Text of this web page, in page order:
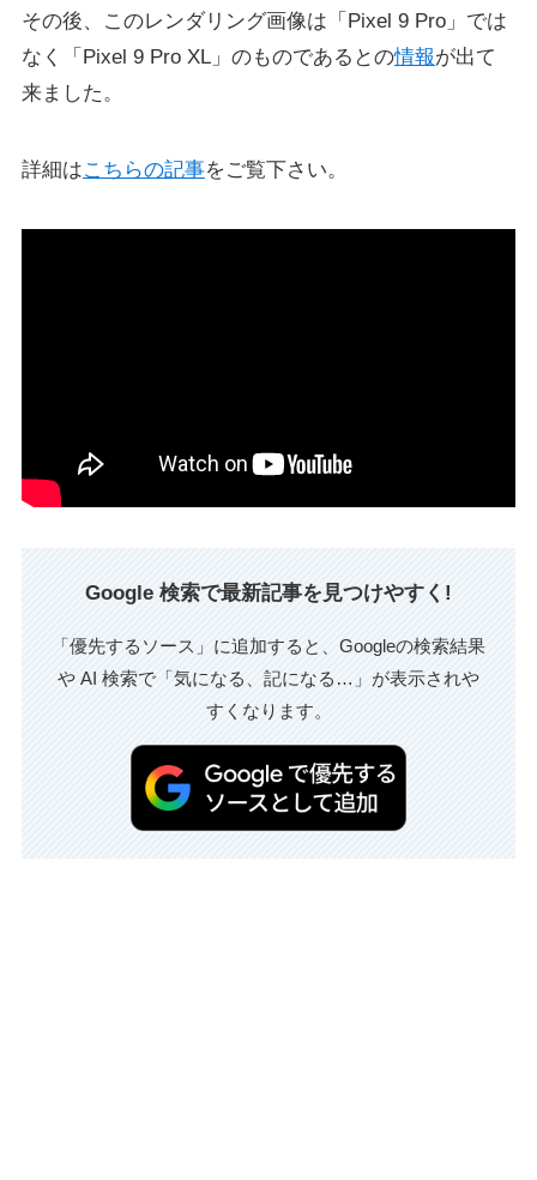
その後、このレンダリング画像は「Pixel 9 Pro」では
なく「Pixel 9 Pro XL」のものであるとの情報が出て
来ました。
詳細はこちらの記事をご覧下さい。
Google 検索で最新記事を見つけやすく!
「優先するソース」に追加すると、Googleの検索結果
や AI 検索で「気になる、記になる…」が表示されや
すくなります。